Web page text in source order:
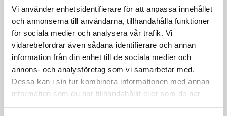
Vi använder enhetsidentifierare för att anpassa innehållet
och annonserna till användarna, tillhandahålla funktioner
för sociala medier och analysera vår trafik. Vi
vidarebefordrar även sådana identifierare och annan
information från din enhet till de sociala medier och
annons- och analysföretag som vi samarbetar med.
Dessa kan i sin tur kombinera informationen med annan
information som du har tillhandahållit eller som de har